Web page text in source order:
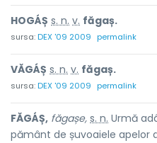
HOGÁȘ s. n. v. făgaș.
sursa:DEX '09 2009 permalink
VĂGÁȘ s. n. v. făgaș.
sursa:DEX '09 2009 permalink
FĂGÁȘ, făgașe, s. n. Urmă
pământ de șuvoaiele apelor